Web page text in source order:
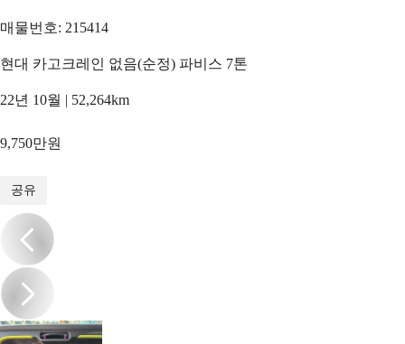
매물번호: 215414
현대 카고크레인 없음(순정) 파비스 7톤
22년 10월 | 52,264km
9,750만원
공유
/20